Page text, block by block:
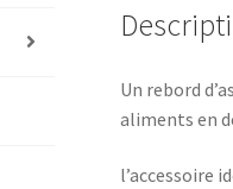
Un rebord
aliments en
l’accessoire